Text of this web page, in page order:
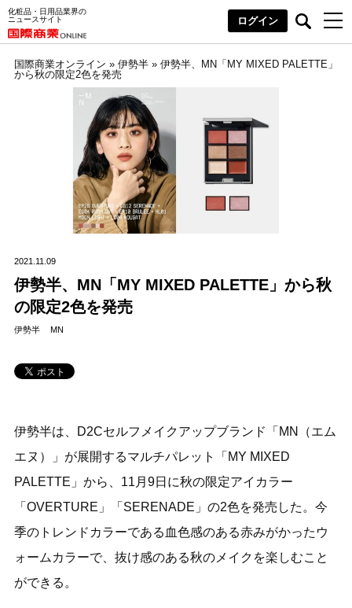
化粧品・日用品業界の
ニュースサイト
ログイン
国際商業オンライン » 伊勢半» 伊勢半、MN「MY MIXED PALETTE」
から秋の限定2色を発売
2021.11.09
伊勢半、MN「MY MIXED PALETTE」から秋
の限定2色を発売
伊勢半 MN
伊勢半は、D2Cセルフメイクアップブランド「MN（エム
エヌ）」が展開するマルチパレット「MY MIXED
PALETTE」から、11月9日に秋の限定アイカラー
「OVERTURE」「SERENADE」の2色を発売した。今
季のトレンドカラーである血色感のある赤みがかったウ
ォームカラーで、抜け感のある秋のメイクを楽しむこと
ができる。